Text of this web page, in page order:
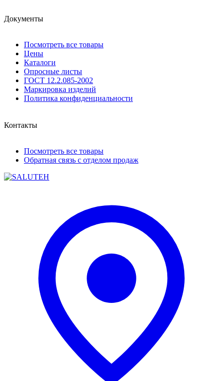
Документы
Посмотреть все товары
Цены
Каталоги
Опросные листы
ГОСТ 12.2.085-2002
Маркировка изделий
Политика конфиденциальности
Контакты
Посмотреть все товары
Обратная связь с отделом продаж